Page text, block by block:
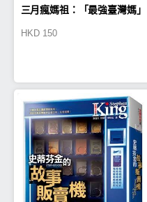
三月瘋媽祖：「最強臺灣媽」
HKD 150